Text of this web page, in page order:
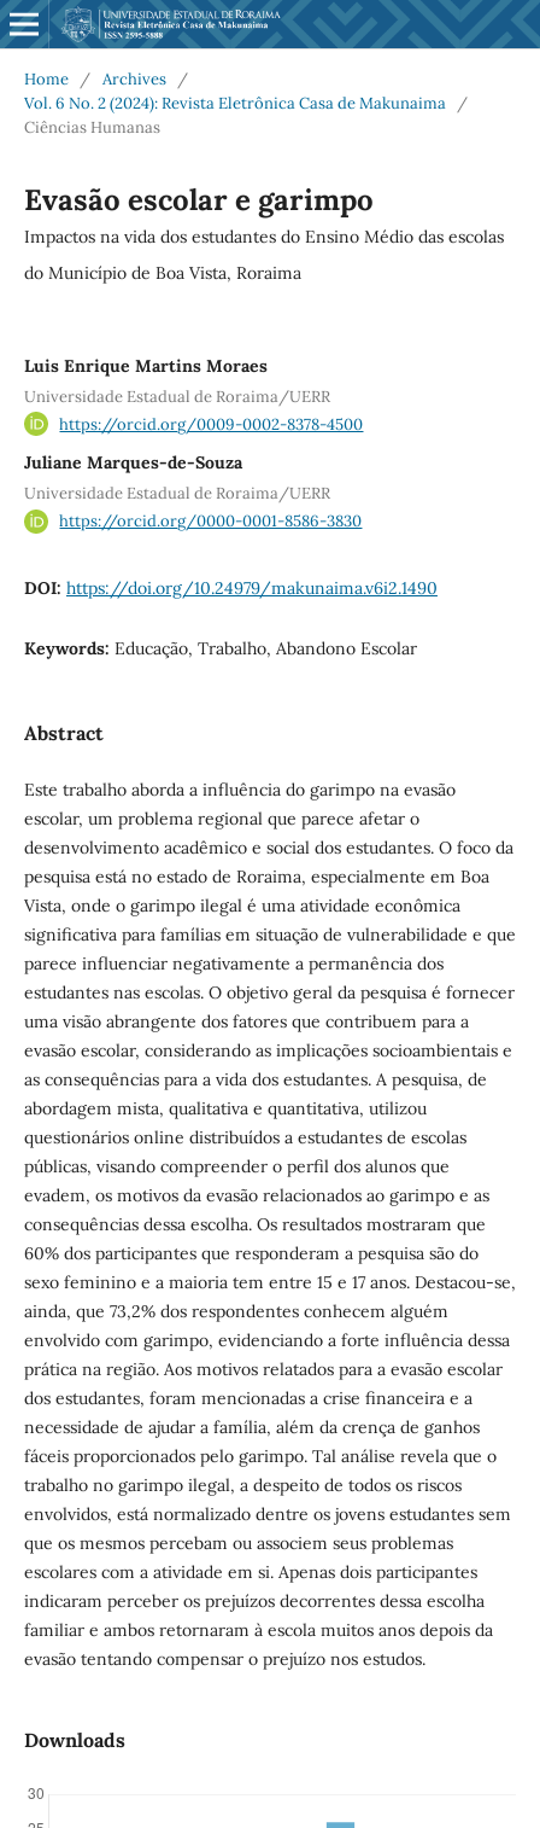
Home / Archives
/
Vol. 6 No. 2 (2024): Revista Eletrônica Casa de Makunaima
/
Ciências Humanas
Evasão escolar e garimpo
Impactos na vida dos estudantes do Ensino Médio das escolas
do Município de Boa Vista, Roraima
Luis Enrique Martins Moraes
Universidade Estadual de Roraima/UERR
https://orcid.org/0009-0002-8378-4500
Juliane Marques-de-Souza
Universidade Estadual de Roraima/UERR
https://orcid.org/0000-0001-8586-3830
DOI: https://doi.org/10.24979/makunaima.v6i2.1490
Keywords: Educação, Trabalho, Abandono Escolar
Abstract
Este trabalho aborda a influência do garimpo na evasão
escolar, um problema regional que parece afetar o
desenvolvimento acadêmico e social dos estudantes. O foco da
pesquisa está no estado de Roraima, especialmente em Boa
Vista, onde o garimpo ilegal é uma atividade econômica
significativa para famílias em situação de vulnerabilidade e que
parece influenciar negativamente a permanência dos
estudantes nas escolas. O objetivo geral da pesquisa é fornecer
uma visão abrangente dos fatores que contribuem para a
evasão escolar, considerando as implicações socioambientais e
as consequências para a vida dos estudantes. A pesquisa, de
abordagem mista, qualitativa e quantitativa, utilizou
questionários online distribuídos a estudantes de escolas
públicas, visando compreender o perfil dos alunos que
evadem, os motivos da evasão relacionados ao garimpo e as
consequências dessa escolha. Os resultados mostraram que
60% dos participantes que responderam a pesquisa são do
sexo feminino e a maioria tem entre 15 e 17 anos. Destacou-se,
ainda, que 73,2% dos respondentes conhecem alguém
envolvido com garimpo, evidenciando a forte influência dessa
prática na região. Aos motivos relatados para a evasão escolar
dos estudantes, foram mencionadas a crise financeira e a
necessidade de ajudar a família, além da crença de ganhos
fáceis proporcionados pelo garimpo. Tal análise revela que o
trabalho no garimpo ilegal, a despeito de todos os riscos
envolvidos, está normalizado dentre os jovens estudantes sem
que os mesmos percebam ou associem seus problemas
escolares com a atividade em si. Apenas dois participantes
indicaram perceber os prejuízos decorrentes dessa escolha
familiar e ambos retornaram à escola muitos anos depois da
evasão tentando compensar o prejuízo nos estudos.
Downloads